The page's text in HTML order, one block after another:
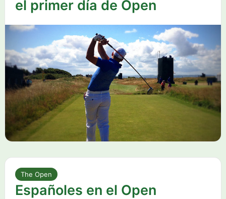
el primer día de Open
The Open
Españoles en el Open